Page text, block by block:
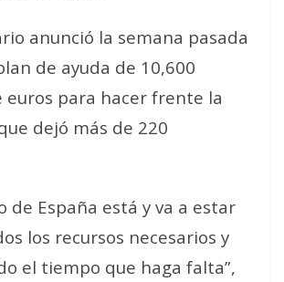
anunció la semana pasada
de ayuda de 10,600
euros para hacer frente la
dejó más de 220
de España está y va a estar
los recursos necesarios y
el tiempo que haga falta”,